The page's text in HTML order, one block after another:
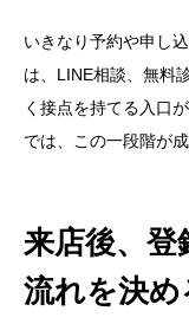
いきなり予約や申し
は、LINE相談、無料
く接点を持てる入口
では、この一段階が
来店後、登
流れを決め